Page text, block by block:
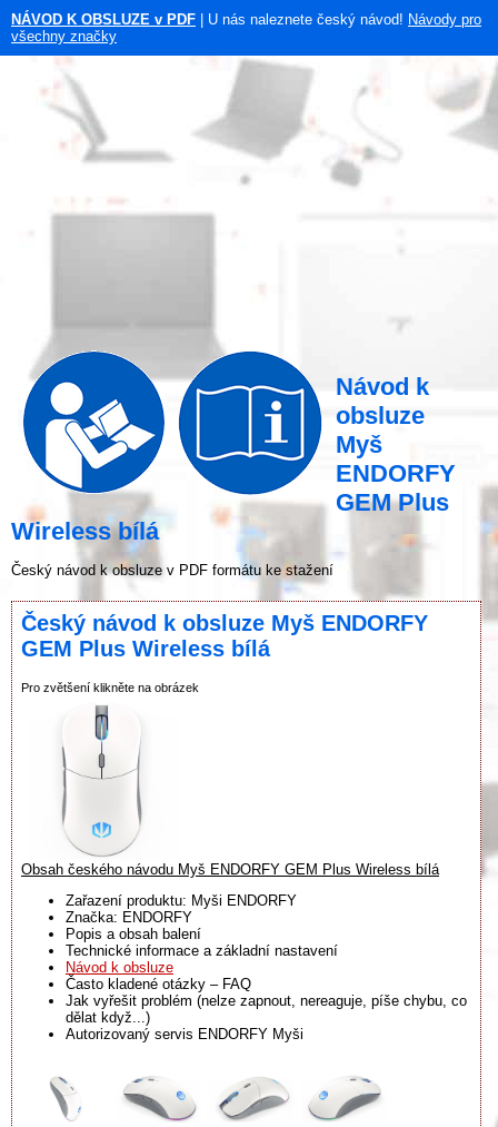
NÁVOD K OBSLUZE v PDF | U nás naleznete český návod! Návody pro
všechny značky
Návod k
obsluze
Myš
ENDORFY
GEM Plus
Wireless bílá
Český návod k obsluze v PDF formátu ke stažení
Český návod k obsluze Myš ENDORFY
GEM Plus Wireless bílá
Pro zvětšení klikněte na obrázek
Obsah českého návodu Myš ENDORFY GEM Plus Wireless bílá
Zařazení produktu: Myši ENDORFY
Značka: ENDORFY
Popis a obsah balení
Technické informace a základní nastavení
Návod k obsluze
Často kladené otázky – FAQ
Jak vyřešit problém (nelze zapnout, nereaguje, píše chybu, co
dělat když...)
Autorizovaný servis ENDORFY Myši